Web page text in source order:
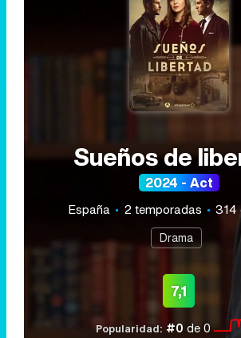
Sueños de
2024 - Act
España 2 temporadas 314
Drama
7,1
Popularidad: #0 de 0